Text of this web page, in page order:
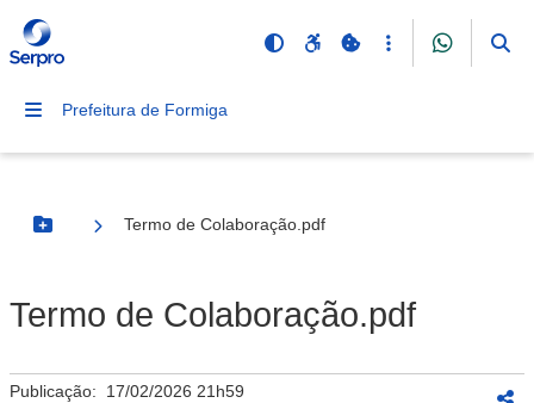
Prefeitura de Formiga
Botão Menu
Termo de Colaboração.pdf
Termo de Colaboração.pdf
Publicação: 17/02/2026 21h59